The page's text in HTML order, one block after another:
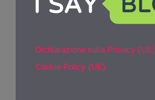
Dichiarazione sulla Privacy (UE)
Cookie Policy (UE)